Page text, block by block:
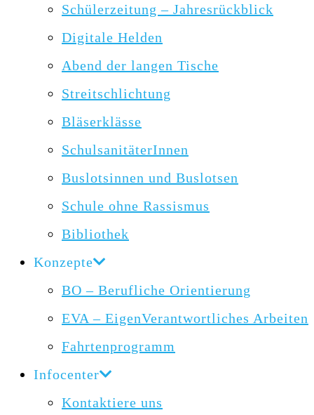
Schülerzeitung – Jahresrückblick
Digitale Helden
Abend der langen Tische
Streitschlichtung
Bläserklässe
SchulsanitäterInnen
Buslotsinnen und Buslotsen
Schule ohne Rassismus
Bibliothek
Konzepte
BO – Berufliche Orientierung
EVA – EigenVerantwortliches Arbeiten
Fahrtenprogramm
Infocenter
Kontaktiere uns